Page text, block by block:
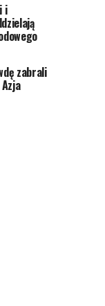
i
zabrali